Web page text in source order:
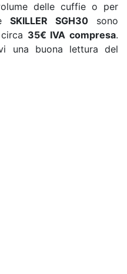
delle cuffie o per
SKILLER SGH30 sono
35€ IVA compresa.
una buona lettura del